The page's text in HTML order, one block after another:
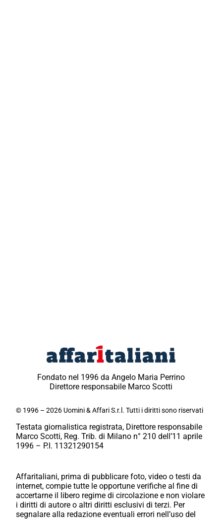
Fondato nel 1996 da Angelo Maria Perrino
Direttore responsabile Marco Scotti
© 1996 – 2026 Uomini & Affari S.r.l. Tutti i diritti sono riservati
Testata giornalistica registrata, Direttore responsabile
Marco Scotti, Reg. Trib. di Milano n° 210 dell’11 aprile
1996 – P.I. 11321290154
Affaritaliani, prima di pubblicare foto, video o testi da
internet, compie tutte le opportune verifiche al fine di
accertarne il libero regime di circolazione e non violare
i diritti di autore o altri diritti esclusivi di terzi. Per
segnalare alla redazione eventuali errori nell’uso del